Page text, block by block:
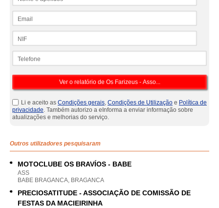
Li e aceito as Condições gerais, Condições de Utilização e Política de
privacidade. Também autorizo a eInforma a enviar informação sobre
atualizações e melhorias do serviço.
Outros utilizadores pesquisaram
MOTOCLUBE OS BRAVÍOS - BABE
ASS
BABE BRAGANCA, BRAGANCA
PRECIOSATITUDE - ASSOCIAÇÃO DE COMISSÃO DE
FESTAS DA MACIEIRINHA